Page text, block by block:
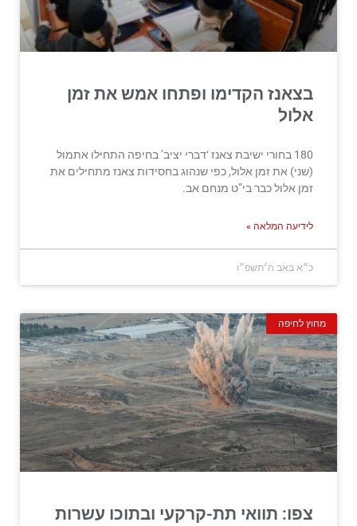
בצאנז הקדימו ופתחו אמש את זמן
אלול
180 בחורי ישיבת צאנז ‘דברי יציב’ בחיפה התחילו אתמול
(שני) את זמן אלול, כפי שנהוג בחסידות צאנז מתחילים את
זמן אלול כבר בי”ט מנחם אב.
לידיעה המלאה »
כ״א באב ה׳תשפ״ו
מחוץ לחיפה
צפו: תוואי תת-קרקעי ובתוכו עשרות